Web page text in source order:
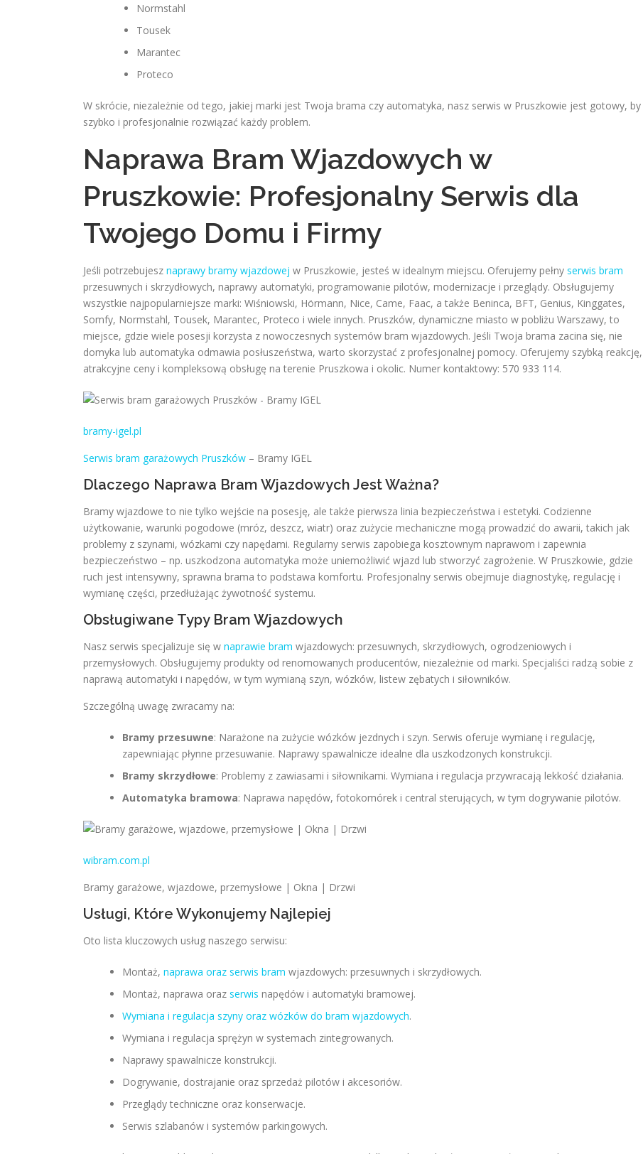
Normstahl
Tousek
Marantec
Proteco
W skrócie, niezależnie od tego, jakiej marki jest Twoja brama czy automatyka, nasz serwis w Pruszkowie jest gotowy, by
szybko i profesjonalnie rozwiązać każdy problem.
Naprawa Bram Wjazdowych w
Pruszkowie: Profesjonalny Serwis dla
Twojego Domu i Firmy
Jeśli potrzebujesz naprawy bramy wjazdowej w Pruszkowie, jesteś w idealnym miejscu. Oferujemy pełny serwis bram
przesuwnych i skrzydłowych, naprawy automatyki, programowanie pilotów, modernizacje i przeglądy. Obsługujemy
wszystkie najpopularniejsze marki: Wiśniowski, Hörmann, Nice, Came, Faac, a także Beninca, BFT, Genius, Kinggates,
Somfy, Normstahl, Tousek, Marantec, Proteco i wiele innych. Pruszków, dynamiczne miasto w pobliżu Warszawy, to
miejsce, gdzie wiele posesji korzysta z nowoczesnych systemów bram wjazdowych. Jeśli Twoja brama zacina się, nie
domyka lub automatyka odmawia posłuszeństwa, warto skorzystać z profesjonalnej pomocy. Oferujemy szybką reakcję,
atrakcyjne ceny i kompleksową obsługę na terenie Pruszkowa i okolic. Numer kontaktowy: 570 933 114.
bramy-igel.pl
Serwis bram garażowych Pruszków – Bramy IGEL
Dlaczego Naprawa Bram Wjazdowych Jest Ważna?
Bramy wjazdowe to nie tylko wejście na posesję, ale także pierwsza linia bezpieczeństwa i estetyki. Codzienne
użytkowanie, warunki pogodowe (mróz, deszcz, wiatr) oraz zużycie mechaniczne mogą prowadzić do awarii, takich jak
problemy z szynami, wózkami czy napędami. Regularny serwis zapobiega kosztownym naprawom i zapewnia
bezpieczeństwo – np. uszkodzona automatyka może uniemożliwić wjazd lub stworzyć zagrożenie. W Pruszkowie, gdzie
ruch jest intensywny, sprawna brama to podstawa komfortu. Profesjonalny serwis obejmuje diagnostykę, regulację i
wymianę części, przedłużając żywotność systemu.
Obsługiwane Typy Bram Wjazdowych
Nasz serwis specjalizuje się w naprawie bram wjazdowych: przesuwnych, skrzydłowych, ogrodzeniowych i
przemysłowych. Obsługujemy produkty od renomowanych producentów, niezależnie od marki. Specjaliści radzą sobie z
naprawą automatyki i napędów, w tym wymianą szyn, wózków, listew zębatych i siłowników.
Szczególną uwagę zwracamy na:
Bramy przesuwne: Narażone na zużycie wózków jezdnych i szyn. Serwis oferuje wymianę i regulację,
zapewniając płynne przesuwanie. Naprawy spawalnicze idealne dla uszkodzonych konstrukcji.
Bramy skrzydłowe: Problemy z zawiasami i siłownikami. Wymiana i regulacja przywracają lekkość działania.
Automatyka bramowa: Naprawa napędów, fotokomórek i central sterujących, w tym dogrywanie pilotów.
wibram.com.pl
Bramy garażowe, wjazdowe, przemysłowe | Okna | Drzwi
Usługi, Które Wykonujemy Najlepiej
Oto lista kluczowych usług naszego serwisu:
Montaż, naprawa oraz serwis bram wjazdowych: przesuwnych i skrzydłowych.
Montaż, naprawa oraz serwis napędów i automatyki bramowej.
Wymiana i regulacja szyny oraz wózków do bram wjazdowych.
Wymiana i regulacja sprężyn w systemach zintegrowanych.
Naprawy spawalnicze konstrukcji.
Dogrywanie, dostrajanie oraz sprzedaż pilotów i akcesoriów.
Przeglądy techniczne oraz konserwacje.
Serwis szlabanów i systemów parkingowych.